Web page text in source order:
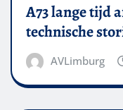
A73 lange tijd
technische
AVLimburg